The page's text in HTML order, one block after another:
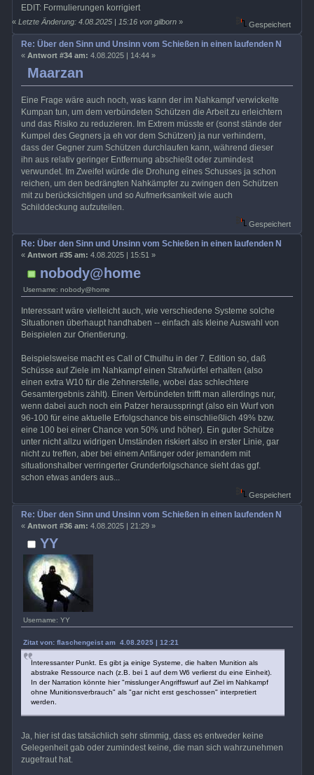
EDIT: Formulierungen korrigiert
«Letzte Änderung: 4.08.2025 | 15:16 von gilborn » Gespeichert
Maarzan
Re: Über den Sinn und Unsinn vom Schießen in einen laufenden
« Antwort #34 am: 4.08.2025 | 14:44 »
Eine Frage wäre auch noch, was kann der im Nahkampf verwickelte
Kumpan tun, um dem verbündeten Schützen die Arbeit zu erleichtern
und das Risiko zu reduzieren. Im Extrem müsste er (sonst stände der
Kumpel des Gegners ja eh vor dem Schützen) ja nur verhindern,
dass der Gegner zum Schützen durchlaufen kann, während dieser
ihn aus relativ geringer Entfernung abschießt oder zumindest
verwundet. Im Zweifel würde die Drohung eines Schusses ja schon
reichen, um den bedrängten Nahkämpfer zu zwingen den Schützen
mit zu berücksichtigen und so Aufmerksamkeit wie auch
Schilddeckung aufzuteilen.
Gespeichert
nobody@home
Username: nobody@home
Re: Über den Sinn und Unsinn vom Schießen in einen laufenden
« Antwort #35 am: 4.08.2025 | 15:51 »
Interessant wäre vielleicht auch, wie verschiedene Systeme solche
Situationen überhaupt handhaben -- einfach als kleine Auswahl von
Beispielen zur Orientierung.
Beispielsweise macht es Call of Cthulhu in der 7. Edition so, daß
Schüsse auf Ziele im Nahkampf einen Strafwürfel erhalten (also
einen extra W10 für die Zehnerstelle, wobei das schlechtere
Gesamtergebnis zählt). Einen Verbündeten trifft man allerdings nur,
wenn dabei auch noch ein Patzer herausspringt (also ein Wurf von
96-100 für eine aktuelle Erfolgschance bis einschließlich 49% bzw.
eine 100 bei einer Chance von 50% und höher). Ein guter Schütze
unter nicht allzu widrigen Umständen riskiert also in erster Linie, gar
nicht zu treffen, aber bei einem Anfänger oder jemandem mit
situationshalber verringerter Grunderfolgschance sieht das ggf.
schon etwas anders aus...
Gespeichert
YY
Username: YY
Re: Über den Sinn und Unsinn vom Schießen in einen laufenden
« Antwort #36 am: 4.08.2025 | 21:29 »
Zitat von: flaschengeist am 4.08.2025 | 12:21
Interessanter Punkt. Es gibt ja einige Systeme, die halten Munition als
abstrake Ressource nach (z.B. bei 1 auf dem W6 verlierst du eine Einheit).
In der Narration könnte hier "misslunger Angriffswurf auf Ziel im Nahkampf
ohne Munitionsverbrauch" als "gar nicht erst geschossen" interpretiert
werden.
Ja, hier ist das tatsächlich sehr stimmig, dass es entweder keine
Gelegenheit gab oder zumindest keine, die man sich wahrzunehmen
zugetraut hat.